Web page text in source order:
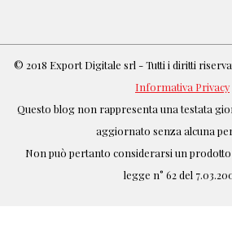
© 2018 Export Digitale srl - Tutti i diritti
Informativa Privacy
Questo blog non rappresenta una testata
aggiornato senza alcuna
Non può pertanto considerarsi un
legge n° 62 del